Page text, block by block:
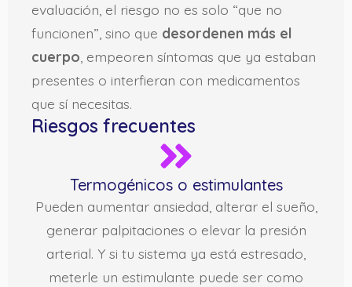
evaluación, el riesgo no es solo “que no
funcionen”, sino que desordenen más el
cuerpo, empeoren síntomas que ya estaban
presentes o interfieran con medicamentos
que sí necesitas.
Riesgos frecuentes
Termogénicos o estimulantes
Pueden aumentar ansiedad, alterar el sueño,
generar palpitaciones o elevar la presión
arterial. Y si tu sistema ya está estresado,
meterle un estimulante puede ser como